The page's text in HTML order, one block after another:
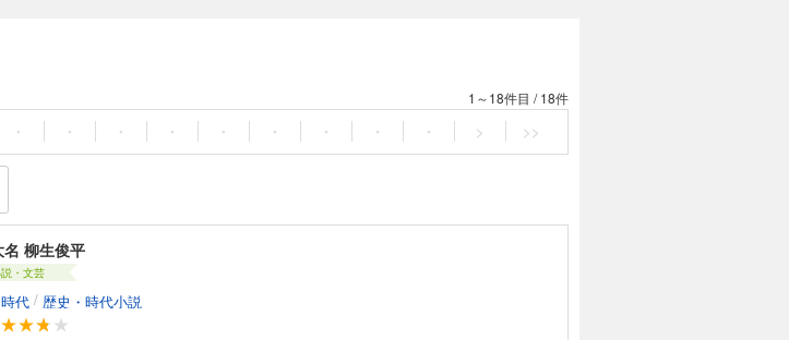
1～18件目 /18件
・ ・ ・ ・ ・ ・ ・ ・ ・ > >>
柳生俊平
・文芸
代 / 歴史・時代小説